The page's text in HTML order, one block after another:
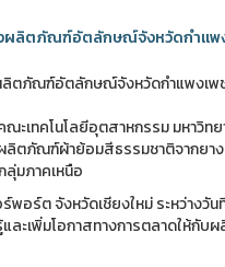
ผลิตภัณฑ์อัตลักษณ์จังหวัดกำแ
ตภัณฑ์อัตลักษณ์จังหวัดกำแพงเ
เทคโนโลยีอุตสาหกรรม มหาวิ
ภัณฑ์ผ้าย้อมสีธรรมชาติจากยา
มภาคเหนือ
อร์ต จังหวัดเชียงใหม่ ระหว่างวั
เพิ่มโอกาสทางการตลาดให้กับ